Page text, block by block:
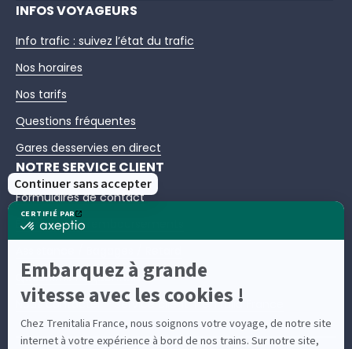
INFOS VOYAGEURS
Info trafic : suivez l’état du trafic
Nos horaires
Nos tarifs
Questions fréquentes
Gares desservies en direct
NOTRE SERVICE CLIENT
Formulaires de contact
Échanges et remboursements
Questions fréquentes
Nous contacter – Service client Trenitalia France